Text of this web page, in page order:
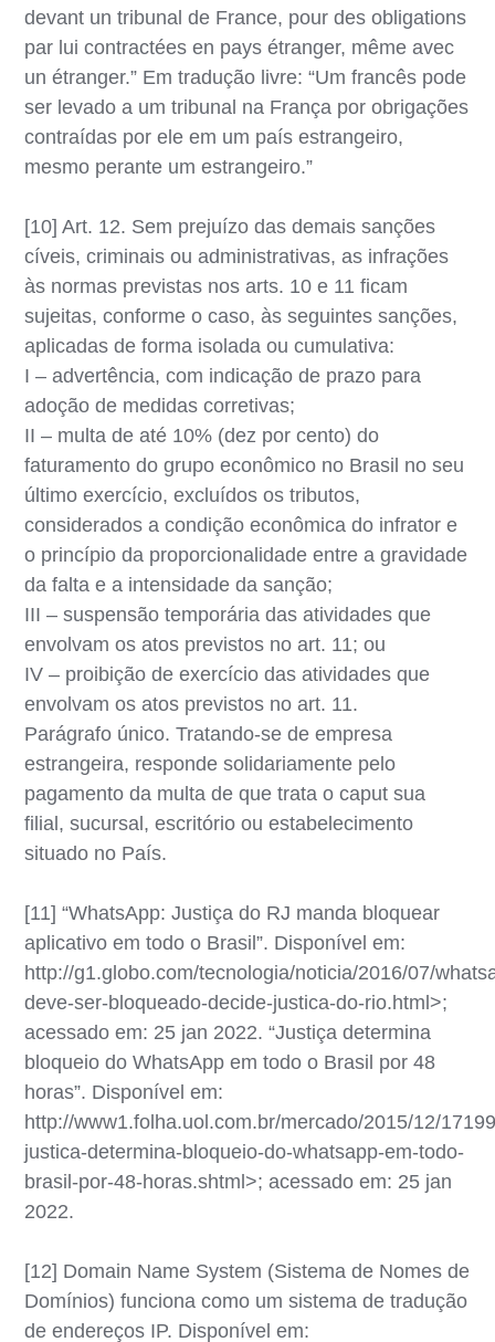
devant un tribunal de France, pour des obligations
par lui contractées en pays étranger, même avec
un étranger.” Em tradução livre: “Um francês pode
ser levado a um tribunal na França por obrigações
contraídas por ele em um país estrangeiro,
mesmo perante um estrangeiro.”
[10] Art. 12. Sem prejuízo das demais sanções
cíveis, criminais ou administrativas, as infrações
às normas previstas nos arts. 10 e 11 ficam
sujeitas, conforme o caso, às seguintes sanções,
aplicadas de forma isolada ou cumulativa:
I – advertência, com indicação de prazo para
adoção de medidas corretivas;
II – multa de até 10% (dez por cento) do
faturamento do grupo econômico no Brasil no seu
último exercício, excluídos os tributos,
considerados a condição econômica do infrator e
o princípio da proporcionalidade entre a gravidade
da falta e a intensidade da sanção;
III – suspensão temporária das atividades que
envolvam os atos previstos no art. 11; ou
IV – proibição de exercício das atividades que
envolvam os atos previstos no art. 11.
Parágrafo único. Tratando-se de empresa
estrangeira, responde solidariamente pelo
pagamento da multa de que trata o caput sua
filial, sucursal, escritório ou estabelecimento
situado no País.
[11] “WhatsApp: Justiça do RJ manda bloquear
aplicativo em todo o Brasil”. Disponível em:
http://g1.globo.com/tecnologia/noticia/2016/07/
deve-ser-bloqueado-decide-justica-do-rio.html>;
acessado em: 25 jan 2022. “Justiça determina
bloqueio do WhatsApp em todo o Brasil por 48
horas”. Disponível em:
http://www1.folha.uol.com.br/mercado/2015/12/
justica-determina-bloqueio-do-whatsapp-em-todo-
brasil-por-48-horas.shtml>; acessado em: 25 jan
2022.
[12] Domain Name System (Sistema de Nomes de
Domínios) funciona como um sistema de tradução
de endereços IP. Disponível em: